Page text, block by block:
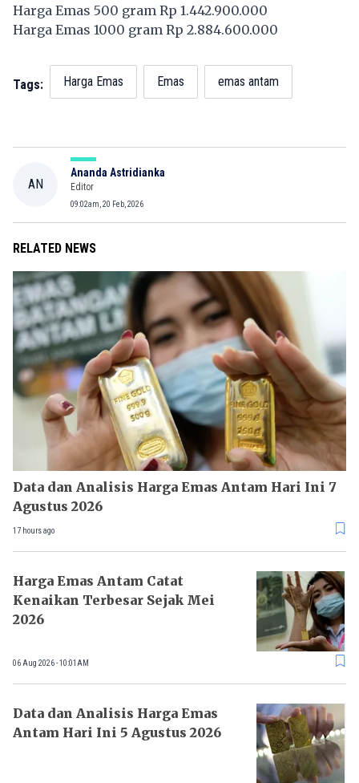
Harga Emas 500 gram Rp 1.442.900.000
Harga Emas 1000 gram Rp 2.884.600.000
Tags: Harga Emas Emas emas antam
AN
Ananda Astridianka
Editor
09:02am, 20 Feb, 2026
RELATED NEWS
Data dan Analisis Harga Emas Antam Hari Ini 7
Agustus 2026
17 hours ago
Harga Emas Antam Catat
Kenaikan Terbesar Sejak Mei
2026
06 Aug 2026 - 10:01AM
Data dan Analisis Harga Emas
Antam Hari Ini 5 Agustus 2026